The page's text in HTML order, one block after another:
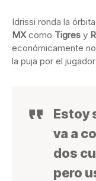
Idrissi ronda la
MXcomo Tigres y
económicamente
la puja por el
Estoy
va a
dos
pero